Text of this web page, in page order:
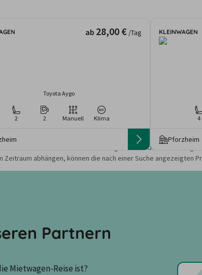
ab 28,00 € /Tag
Toyota Aygo
2 2 Manuell Klima
KLEINWAGEN
4
Pforzheim
und Preise basieren auf den Suchergebnissen der letzten Tage.
Zeitraum abhängen, können die nach einer Suche angezeigten
Partnern
Mietwagen-Reise ist?